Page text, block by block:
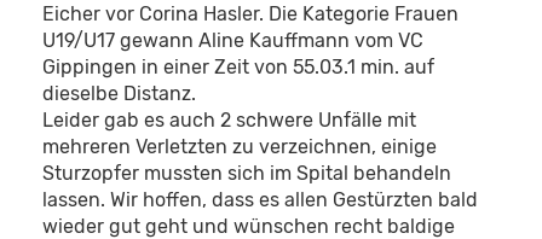
Eicher vor Corina Hasler. Die Kategorie Frauen
U19/U17 gewann Aline Kauffmann vom VC
Gippingen in einer Zeit von 55.03.1 min. auf
dieselbe Distanz.
Leider gab es auch 2 schwere Unfälle mit
mehreren Verletzten zu verzeichnen, einige
Sturzopfer mussten sich im Spital behandeln
lassen. Wir hoffen, dass es allen Gestürzten bald
wieder gut geht und wünschen recht baldige